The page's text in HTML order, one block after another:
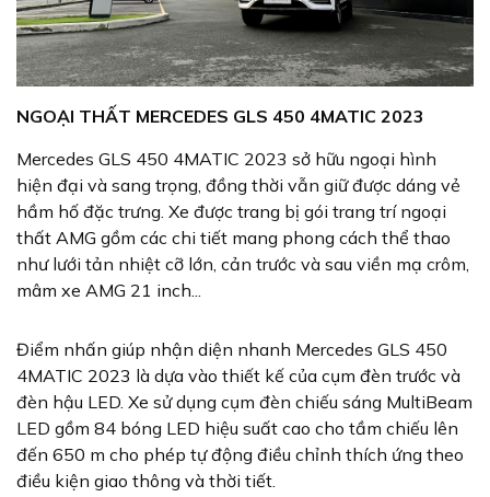
NGOẠI THẤT MERCEDES GLS 450 4MATIC 2023
Mercedes GLS 450 4MATIC 2023 sở hữu ngoại hình
hiện đại và sang trọng, đồng thời vẫn giữ được dáng vẻ
hầm hố đặc trưng. Xe được trang bị gói trang trí ngoại
thất AMG gồm các chi tiết mang phong cách thể thao
như lưới tản nhiệt cỡ lớn, cản trước và sau viền mạ crôm,
mâm xe AMG 21 inch...
Điểm nhấn giúp nhận diện nhanh Mercedes GLS 450
4MATIC 2023 là dựa vào thiết kế của cụm đèn trước và
đèn hậu LED. Xe sử dụng cụm đèn chiếu sáng MultiBeam
LED gồm 84 bóng LED hiệu suất cao cho tầm chiếu lên
đến 650 m cho phép tự động điều chỉnh thích ứng theo
điều kiện giao thông và thời tiết.